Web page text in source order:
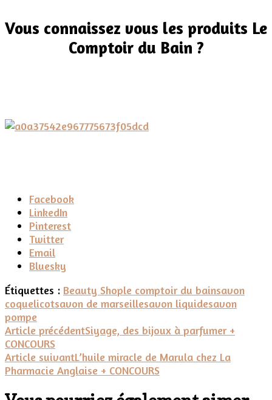
Vous connaissez vous les produits Le
Comptoir du Bain ?
Partager
publication
"Savon
liquide
au
coquelicot,
Le
Comptoir
du
Bain"
Facebook
LinkedIn
Pinterest
Twitter
Email
Bluesky
Étiquettes : Beauty Shople comptoir du bainsavon
coquelicotsavon de marseillesavon liquidesavon
pompe
Navigation
d'article
Article précédentSiyage, des bijoux à parfumer +
CONCOURS
Article suivantL’huile miracle de Marula chez La
Pharmacie Anglaise + CONCOURS